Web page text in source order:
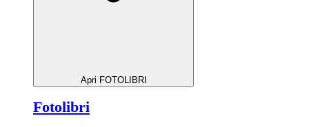
Apri FOTOLIBRI
Fotolibri